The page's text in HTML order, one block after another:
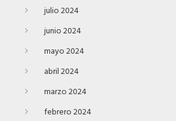
julio 2024
junio 2024
mayo 2024
abril 2024
marzo 2024
febrero 2024